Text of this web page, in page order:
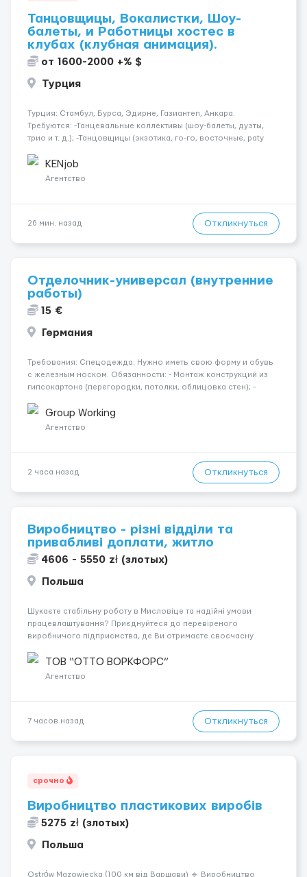
Танцовщицы, Вокалистки, Шоу-
балеты, и Работницы хостес в
клубах (клубная анимация).
от 1600-2000 +% $
Турция
Турция: Стамбул, Бурса, Эдирне, Газиантеп, Анкара.
Требуются: -Танцевальные коллективы (шоу-балеты, дуэты,
трио и т. д.); -Танцовщицы (экзотика, го-го, восточные, paty
языках); -Гимнастки; -Работницы хостесc в кл...
KENjob
Агентство
26 мин. назад Откликнуться
Отделочник-универсал (внутренние
работы)
15 €
Германия
Требования: Спецодежда: Нужно иметь свою форму и обувь
с железным носком. Обязанности: - Монтаж конструкций из
гипсокартона (перегородки, потолки, облицовка стен); -
малярных работ (шпатлевка, грунтовка, покраска); -
Штукатурные работы ...
Group Working
Агентство
2 часа назад Откликнуться
Виробництво - різні відділи та
привабливі доплати, житло
4606 - 5550 zł (злотых)
Польша
Шукаєте стабільну роботу в Мисловіце та надійні умови
працевлаштування? Приєднуйтеся до перевіреного
виробничого підприємства, де Ви отримаєте своєчасну
підібрати посаду відповідно до Ваших навичок
Локація: Мисловіце Форма пр...
ТОВ “ОТТО ВОРКФОРС”
Агентство
7 часов назад Откликнуться
срочно
Виробництво пластикових виробів
5275 zł (злотых)
Польша
Ostrów Mazowiecka (100 км від Варшави) 🔹 Виробництво